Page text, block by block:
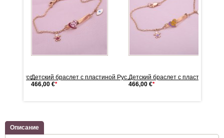
Русс...Детский браслет с пластиной Рус...
466,00 €*
Детский браслет с пластиной
466,00 €*
Описание